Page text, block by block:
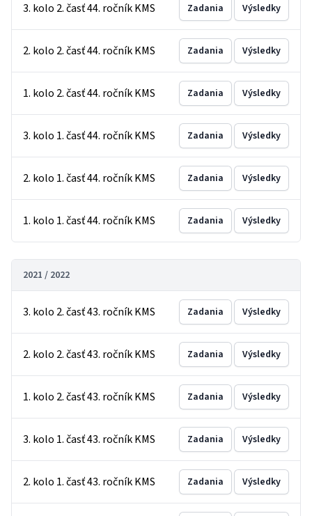
3. kolo 2. časť 44. ročník KMS Zadania Výsledky
2. kolo 2. časť 44. ročník KMS Zadania Výsledky
1. kolo 2. časť 44. ročník KMS Zadania Výsledky
3. kolo 1. časť 44. ročník KMS Zadania Výsledky
2. kolo 1. časť 44. ročník KMS Zadania Výsledky
1. kolo 1. časť 44. ročník KMS Zadania Výsledky
2021 / 2022
3. kolo 2. časť 43. ročník KMS Zadania Výsledky
2. kolo 2. časť 43. ročník KMS Zadania Výsledky
1. kolo 2. časť 43. ročník KMS Zadania Výsledky
3. kolo 1. časť 43. ročník KMS Zadania Výsledky
2. kolo 1. časť 43. ročník KMS Zadania Výsledky